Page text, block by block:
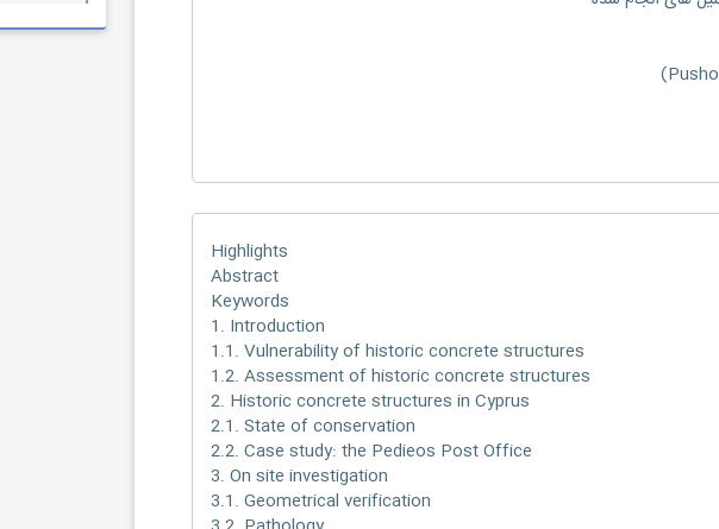
Highlights
Abstract
Keywords
1. Introduction
1.1. Vulnerability of historic concrete structures
1.2. Assessment of historic concrete structures
2. Historic concrete structures in Cyprus
2.1. State of conservation
2.2. Case study: the Pedieos Post Office
3. On site investigation
3.1. Geometrical verification